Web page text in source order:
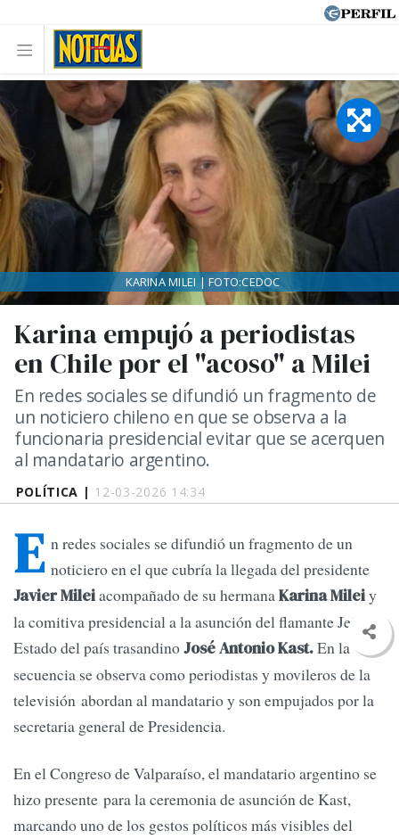
POLÍTICA | 12-03-2026 14:34
Karina empujó a periodistas
en Chile por el "acoso" a Milei
En redes sociales se difundió un fragmento de
un noticiero chileno en que se observa a la
funcionaria presidencial evitar que se acerquen
al mandatario argentino.
KARINA MILEI | FOTO:CEDOC
E n redes sociales se difundió un fragmento de un
noticiero en el que cubría la llegada del presidente
Javier Mileiacompañado de su hermanaKarina Mileiy
la comitiva presidencial a la asunción del flamante Jefe de
Estado del país trasandinoJosé Antonio Kast.En la
secuencia se observa como periodistas y movileros de la
televisión abordan al mandatario y son empujados por la
secretaria general de Presidencia.
En el Congreso de Valparaíso, el mandatario argentino se
hizo presente para la ceremonia de asunción de Kast,
marcando uno de los gestos políticos más visibles del